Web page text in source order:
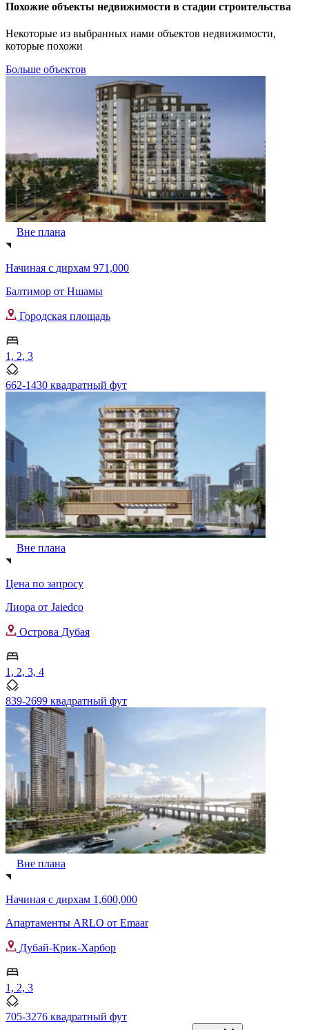
Похожие объекты недвижимости в стадии строительства
Некоторые из выбранных нами объектов недвижимости,
которые похожи
Больше объектов
Вне плана
Начиная с дирхам 971,000
Балтимор от Ншамы
Городская площадь
1, 2, 3
662-1430 квадратный фут
Вне плана
Цена по запросу
Лиора от Jaiedco
Острова Дубая
1, 2, 3, 4
839-2699 квадратный фут
Вне плана
Начиная с дирхам 1,600,000
Апартаменты ARLO от Emaar
Дубай-Крик-Харбор
1, 2, 3
705-3276 квадратный фут